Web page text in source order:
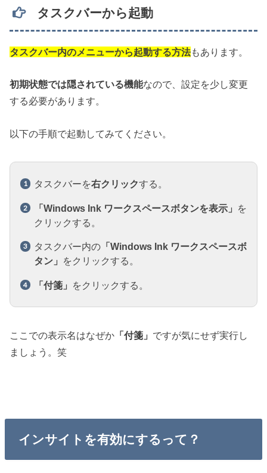
タスクバーから起動
タスクバー内のメニューから起動する方法もあります。
初期状態では隠されている機能なので、設定を少し変更
する必要があります。
以下の手順で起動してみてください。
タスクバーを右クリックする。
「Windows Ink ワークスペースボタンを表示」
を
クリックする。
タスクバー内の 「Windows Ink ワークスペースボ
タン」
をクリックする。
「付箋」 をクリックする。
ここでの表示名はなぜか 「付箋」 ですが気にせず実行し
ましょう。笑
インサイトを有効にするって？